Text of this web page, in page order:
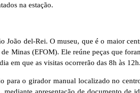
na estação.
João del-Rei. O museu, que é o maior
Minas (EFOM). Ele reúne peças que
em que as visitas ocorrerão das 8h às 12h.
o girador manual localizado no